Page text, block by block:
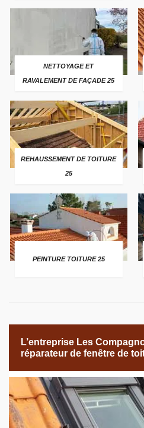
NETTOYAGE ET
RAVALEMENT DE FAÇADE 25
REHAUSSEMENT DE TOITURE
25
PEINTURE TOITURE 25
L’entreprise Les
réparateur de fenêtre de